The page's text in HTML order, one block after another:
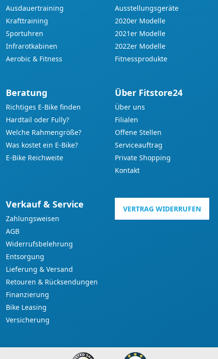
Ausdauertraining
Krafttraining
Sportuhren
Infrarotkabinen
Aerobic & Fitness
Ausstellungsgeräte
2020er Modelle
2021er Modelle
2022er Modelle
Fitnessprodukte
Beratung
Richtiges E-Bike finden
Hardtail oder Fully?
Welche Rahmengröße?
Was kostet ein E-Bike?
E-Bike Reichweite
Über Fitstore24
Über uns
Filialen
Offene Stellen
Serviceauftrag
Private Shopping
Kontakt
Verkauf & Service
Zahlungsweisen
AGB
Widerrufsbelehrung
Entsorgung
Lieferung & Versand
Retouren & Rücksendungen
Finanzierung
Bike Leasing
Versicherung
VERTRAG WIDERRUFEN